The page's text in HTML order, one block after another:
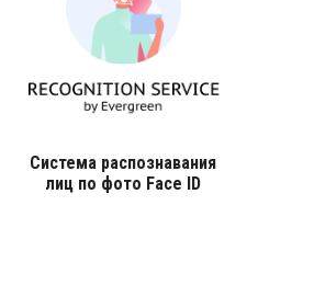
Система распознавания
лиц по фото Face ID